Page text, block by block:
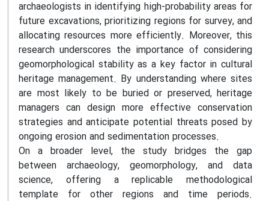
archaeologists in identifying high-probability areas for
future excavations, prioritizing regions for survey, and
allocating resources more efficiently. Moreover, this
research underscores the importance of considering
geomorphological stability as a key factor in cultural
heritage management. By understanding where sites
are most likely to be buried or preserved, heritage
managers can design more effective conservation
strategies and anticipate potential threats posed by
ongoing erosion and sedimentation processes.
On a broader level, the study bridges the gap
between archaeology, geomorphology, and data
science, offering a replicable methodological
template for other regions and time periods.